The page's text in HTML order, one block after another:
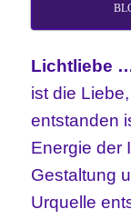
Lichtliebe
ist die
entstanden
Energie der
Gestaltung
Urquelle